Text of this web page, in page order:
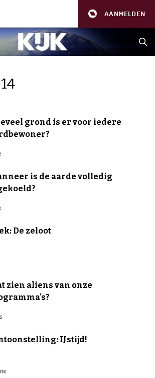
AANMELDEN
grond is er voor iedere
is de aarde volledig
De zeloot
zien aliens van onze
IJstijd!